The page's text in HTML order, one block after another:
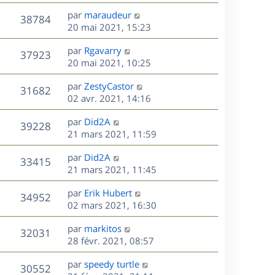
a
g
e
e
s
s
a
g
e
e
r
m
e
s
s
a
g
e
u
s
r
n
i
e
r
m
e
s
s
a
g
e
38784V
u
e
s
D
e
r
n
i
e
r
m
e
s
s
a
g
e
par maraudeur
20 mai 2021, 15:23
37923V
u
e
s
D
e
r
n
i
e
r
m
e
s
s
a
g
e
par Rgavarry
20 mai 2021, 10:25
31682V
u
e
D
e
r
n
i
e
r
m
e
s
s
a
g
e
par ZestyCastor
02 avr. 2021, 14:16
39228V
u
s
D
e
r
n
i
e
r
m
e
s
s
a
g
par Did2A
21 mars 2021, 11:59
33415V
u
e
D
e
r
n
i
e
r
m
e
s
par Did2A
21 mars 2021, 11:45
34952V
u
s
D
e
r
n
i
e
r
par Erik Hubert
02 mars 2021, 16:30
32031
u
D
e
r
n
par markitos
28 févr. 2021, 08:57
30552V
D
par speedy turtle